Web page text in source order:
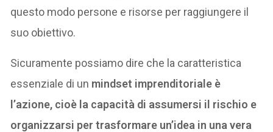
questo modo persone e risorse per raggiungere il
suo obiettivo.
Sicuramente possiamo dire che la caratteristica
essenziale di un mindset imprenditoriale è
l’azione, cioè la capacità di assumersi il rischio e
organizzarsi per trasformare un’idea in una vera